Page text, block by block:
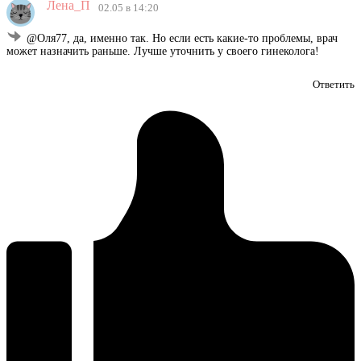
Лена_П 02.05 в 14:20
@Оля77, да, именно так. Но если есть какие-то проблемы, врач
может назначить раньше. Лучше уточнить у своего гинеколога!
Ответить